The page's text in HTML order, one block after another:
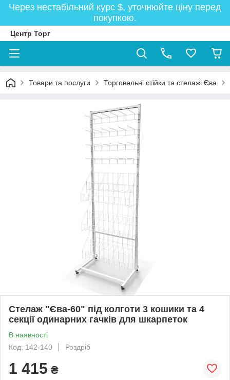
Через нестабільний курс $, уточнюйте ціну перед
покупкою.
Центр Торг
Товари та послуги Торговельні стійки та стелажі Єва
Стелаж "Єва-60" під колготи 3 кошики та 4
секції одинарних гачків для шкарпеток
В наявності
Код: 142-140
Роздріб
1 415 ₴